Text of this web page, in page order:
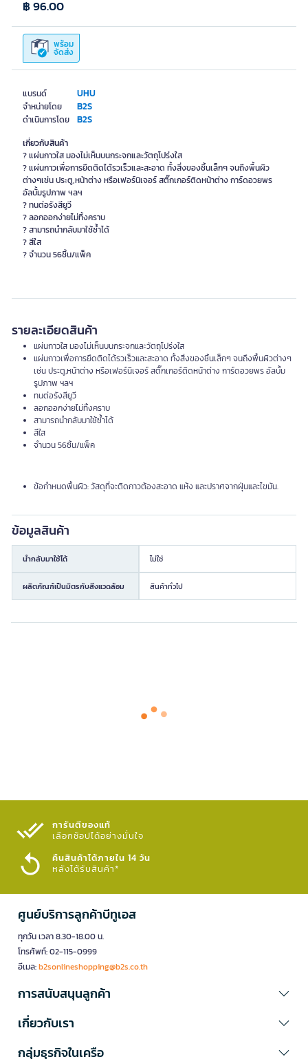
แบรนด์ UHU
จำหน่ายโดย B2S
ดำเนินการโดย B2S
พร้อม
จัดส่ง
฿ 96.00
เกี่ยวกับสินค้า
? แผ่นกาวใส มองไม่เห็นบนกระจกและวัตถุโปร่งใส
? แผ่นกาวเพื่อการยึดติดได้รวเร็วและสะอาด ทั้งสิ่งของชิ้นเล็กๆ จนถึงพื้นผิว
ต่างๆเช่น ประตู,หน้าต่าง หรือเฟอร์นิเจอร์ สติ๊กเกอร์ติดหน้าต่าง การ์ดอวยพร
อัลบั้มรูปภาพ ฯลฯ
? ทนต่อรังสียูวี
? ลอกออกง่ายไม่ทิ้งคราบ
? สามารถนำกลับมาใช้ซ้ำได้
? สีใส
? จำนวน 56ชิ้น/แพ็ค
รายละเอียดสินค้า
แผ่นกาวใส มองไม่เห็นบนกระจกและวัตถุโปร่งใส
แผ่นกาวเพื่อการยึดติดได้รวเร็วและสะอาด ทั้งสิ่งของชิ้นเล็กๆ จนถึงพื้นผิวต่างๆ
เช่น ประตู,หน้าต่าง หรือเฟอร์นิเจอร์ สติ๊กเกอร์ติดหน้าต่าง การ์ดอวยพร อัลบั้ม
รูปภาพ ฯลฯ
ทนต่อรังสียูวี
ลอกออกง่ายไม่ทิ้งคราบ
สามารถนำกลับมาใช้ซ้ำได้
สีใส
จำนวน 56ชิ้น/แพ็ค
ข้อกำหนดพื้นผิว: วัสดุที่จะติดกาวต้องสะอาด แห้ง และปราศจากฝุ่นและไขมัน.
ข้อมูลสินค้า
นำกลับมาใช้ได้ ไม่ใช่
ผลิตภัณฑ์เป็นมิตรกับสิ่งแวดล้อม สินค้าทั่วไป
การันตีของแท้
เลือกช้อปได้อย่างมั่นใจ​
คืนสินค้าได้ภายใน 14 วัน
หลังได้รับสินค้า*
ศูนย์บริการลูกค้าบีทูเอส
ทุกวัน เวลา 8.30-18.00 น.
โทรศัพท์: 02-115-0999
อีเมล:b2sonlineshopping@b2s.co.th
การสนับสนุนลูกค้า
เกี่ยวกับเรา
กลุ่มธุรกิจในเครือ